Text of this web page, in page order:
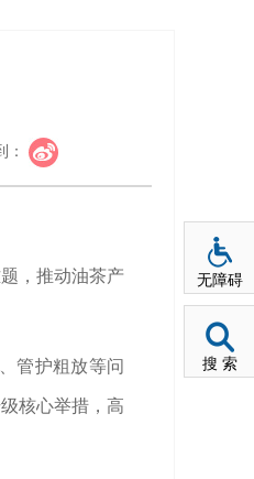
：
，推动油茶产
管护粗放等问
核心举措，高
无障碍
搜 索